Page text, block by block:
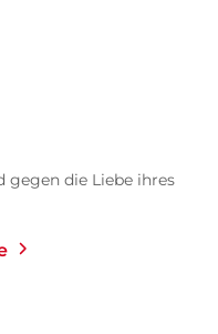
gegen die Liebe ihres